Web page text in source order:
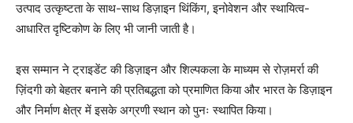
उत्पाद उत्कृष्टता के साथ-साथ डिज़ाइन थिंकिंग, इनोवेशन और स्थायित्व-
आधारित दृष्टिकोण के लिए भी जानी जाती है।
इस सम्मान ने ट्राइडेंट की डिज़ाइन और शिल्पकला के माध्यम से रोज़मर्रा की
ज़िंदगी को बेहतर बनाने की प्रतिबद्धता को प्रमाणित किया और भारत के डिज़ाइन
और निर्माण क्षेत्र में इसके अग्रणी स्थान को पुनः स्थापित किया।